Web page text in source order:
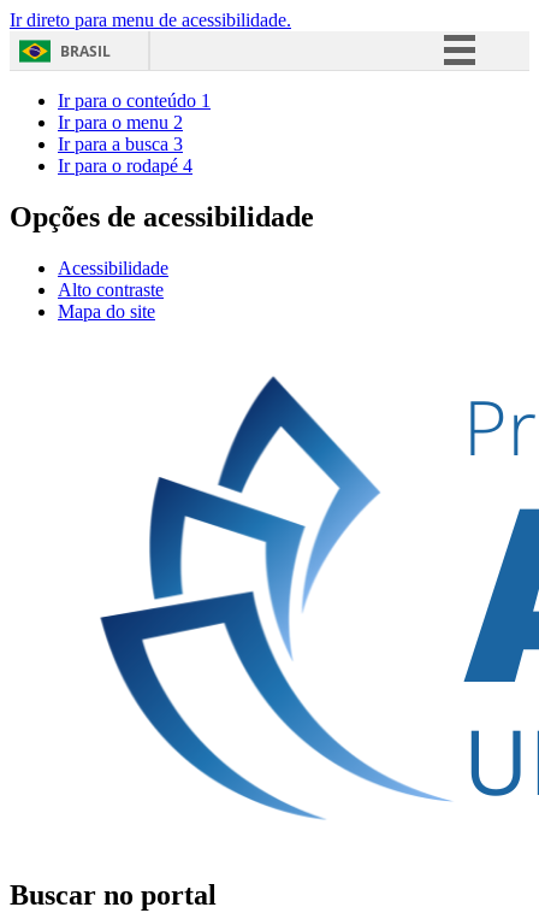
Ir direto para menu de acessibilidade.
BRASIL
Acesso à informação
Ir para o conteúdo 1
Ir para o menu 2
Ir para a busca 3
Ir para o rodapé 4
Opções de acessibilidade
Acessibilidade
Alto contraste
Mapa do site
Buscar no portal